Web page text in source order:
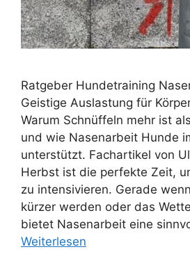
Ratgeber Hundetraining
Geistige Auslastung für
Warum Schnüffeln mehr ist
und wie Nasenarbeit Hunde
unterstützt. Fachartikel von
Herbst ist die perfekte Zeit,
zu intensivieren. Gerade
kürzer werden oder das
bietet Nasenarbeit eine
Weiterlesen